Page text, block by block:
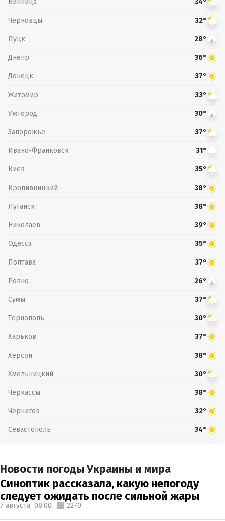
34°
Черновцы 32°
Луцк 28°
Днепр 36°
Донецк 37°
Житомир 33°
Ужгород 30°
Запорожье 37°
Ивано-Франковск 31°
Киев 35°
Кропивницкий 38°
Луганск 38°
Николаев 39°
Одесса 35°
Полтава 37°
Ровно 26°
Сумы 37°
Тернополь 30°
Харьков 37°
Херсон 38°
Хмельницкий 30°
Черкассы 38°
Чернигов 32°
Севастополь 34°
Новости погоды Украины и мира
Синоптик рассказала, какую непогоду
следует ожидать после сильной жары
7 августа, 08:00 2270